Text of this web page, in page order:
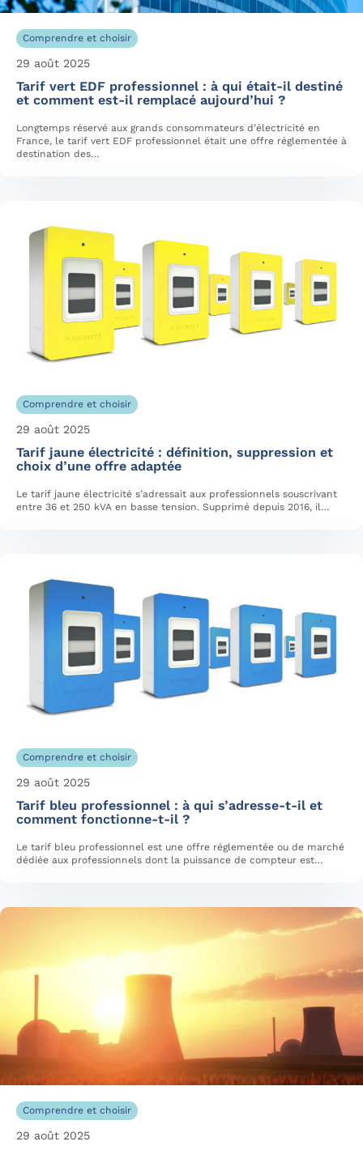
Comprendre et choisir
29 août 2025
Tarif vert EDF professionnel : à qui était-il destiné
et comment est-il remplacé aujourd’hui ?
Longtemps réservé aux grands consommateurs d’électricité en
France, le tarif vert EDF professionnel était une offre réglementée à
destination des…
Comprendre et choisir
29 août 2025
Tarif jaune électricité : définition, suppression et
choix d’une offre adaptée
Le tarif jaune électricité s’adressait aux professionnels souscrivant
entre 36 et 250 kVA en basse tension. Supprimé depuis 2016, il…
Comprendre et choisir
29 août 2025
Tarif bleu professionnel : à qui s’adresse-t-il et
comment fonctionne-t-il ?
Le tarif bleu professionnel est une offre réglementée ou de marché
dédiée aux professionnels dont la puissance de compteur est…
Comprendre et choisir
29 août 2025